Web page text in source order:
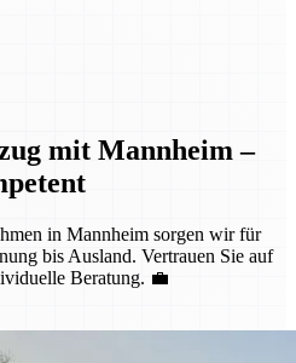
mit Mannheim –
in Mannheim sorgen wir für
bis Ausland. Vertrauen Sie auf
Beratung. 💼